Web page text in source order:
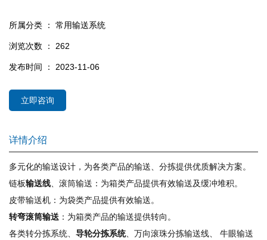
所属分类 ： 常用输送系统
浏览次数 ： 262
发布时间 ： 2023-11-06
立即咨询
详情介绍
多元化的输送设计，为各类产品的输送、分拣提供优质解决方案。
链板输送线 、滚筒输送：为箱类产品提供有效输送及缓冲堆积。
皮带输送机：为袋类产品提供有效输送。
转弯滚筒输送 ：为箱类产品的输送提供转向。
各类转分拣系统、 导轮分拣系统、万向滚珠分拣输送线、 牛眼输送